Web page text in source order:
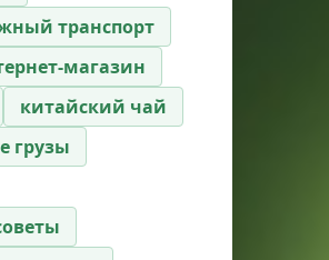
транспорт
магазин
китайский чай
грузы